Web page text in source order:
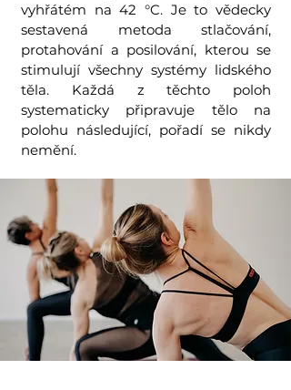
vyhřátém na 42 °C. Je to vědecky
sestavená metoda stlačování,
protahování a posilování, kterou se
stimulují všechny systémy lidského
těla. Každá z těchto poloh
systematicky připravuje tělo na
polohu následující, pořadí se nikdy
nemění.